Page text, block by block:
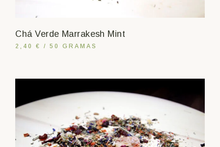
Chá Verde Marrakesh Mint
2,40 € / 50 GRAMAS